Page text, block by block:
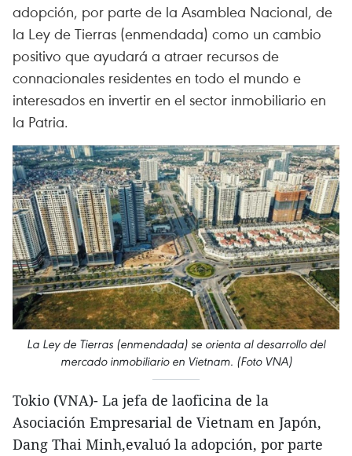
adopción, por parte de la Asamblea Nacional, de
la Ley de Tierras (enmendada) como un cambio
positivo que ayudará a atraer recursos de
connacionales residentes en todo el mundo e
interesados en invertir en el sector inmobiliario en
la Patria.
La Ley de Tierras (enmendada) se orienta al desarrollo del
mercado inmobiliario en Vietnam. (Foto VNA)
Tokio (VNA)- La jefa de laoficina de la
Asociación Empresarial de Vietnam en Japón,
Dang Thai Minh,evaluó la adopción, por parte